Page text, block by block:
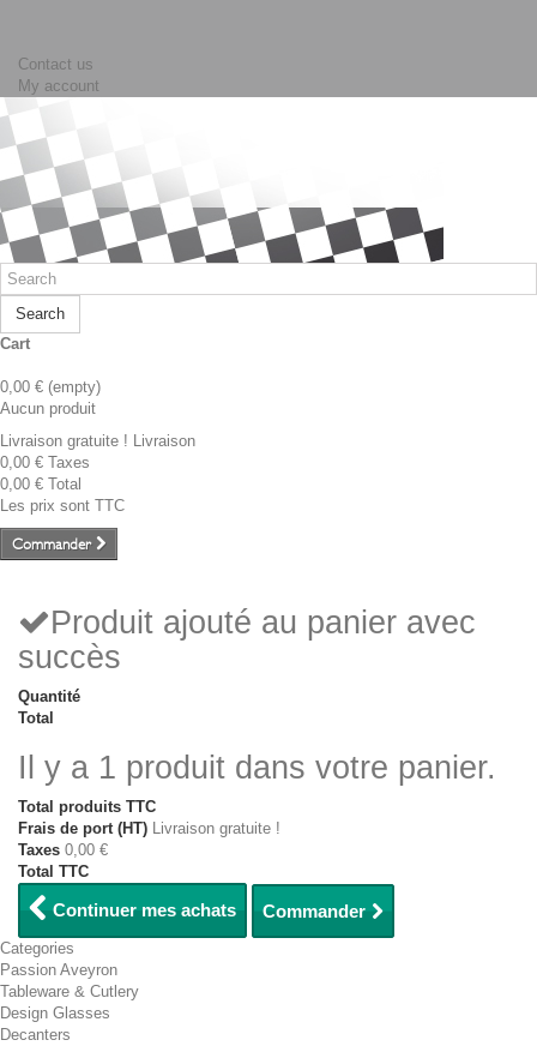
Contact us
My account
Search
Cart
0,00 € (empty)
Aucun produit
Livraison gratuite ! Livraison
0,00 € Taxes
0,00 € Total
Les prix sont TTC
Commander
Produit ajouté au panier avec
succès
Quantité
Total
Il y a 1 produit dans votre panier.
Total produits TTC
Frais de port (HT) Livraison gratuite !
Taxes 0,00 €
Total TTC
Continuer mes achats Commander
Categories
Passion Aveyron
Tableware & Cutlery
Design Glasses
Decanters